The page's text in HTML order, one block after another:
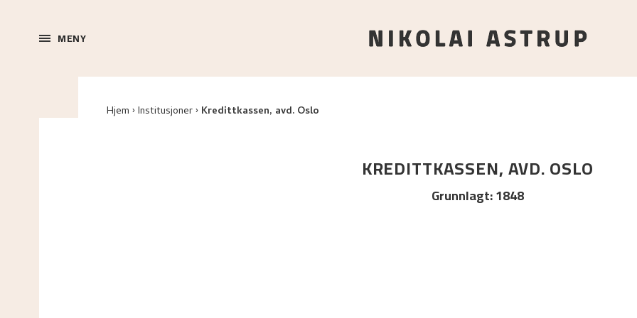
MENY
Hjem Institusjoner Kredittkassen, avd. Oslo
KREDITTKASSEN, AVD. OSLO
Grunnlagt:1848